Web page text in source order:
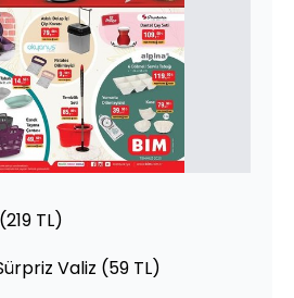
TL)
Valiz (59 TL)